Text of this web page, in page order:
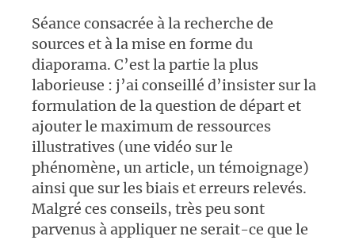
Séance consacrée à la recherche de
sources et à la mise en forme du
diaporama. C’est la partie la plus
laborieuse : j’ai conseillé d’insister sur la
formulation de la question de départ et
ajouter le maximum de ressources
illustratives (une vidéo sur le
phénomène, un article, un témoignage)
ainsi que sur les biais et erreurs relevés.
Malgré ces conseils, très peu sont
parvenus à appliquer ne serait-ce que le